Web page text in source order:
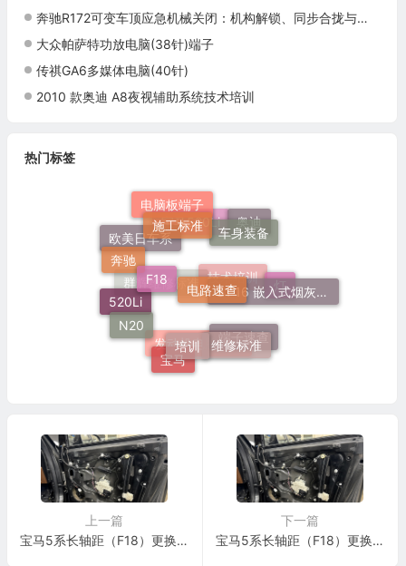
奔驰R172可变车顶应急机械关闭：机构解锁、同步合拢与前框锁止
大众帕萨特功放电脑(38针)端子
传祺GA6多媒体电脑(40针)
2010 款奥迪 A8夜视辅助系统技术培训
热门标签
宝马
发动机电脑端子
端子速查
维修标准
培训
N20
520Li
群辉维修标准 技术培训 灯
51 16 嵌入式烟灰缸托架
电路速查
奔驰
欧美日车系
宝马520Li
奥迪
车身装备
施工标准
电脑板端子
上一篇
宝马5系长轴距（F18）更换左侧或右侧的车顶装饰嵌条施工与复检标准
下一篇
宝马5系长轴距（F18）更换左侧或右侧的车顶装饰嵌条施工与复检标准